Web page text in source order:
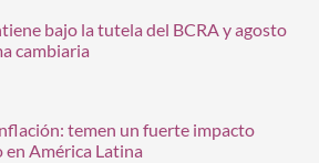
bajo la tutela del BCRA y agosto
cambiaria
temen un fuerte impacto
en América Latina